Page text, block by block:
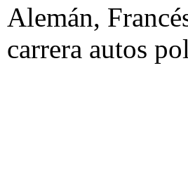
Alemán,
carrera autos